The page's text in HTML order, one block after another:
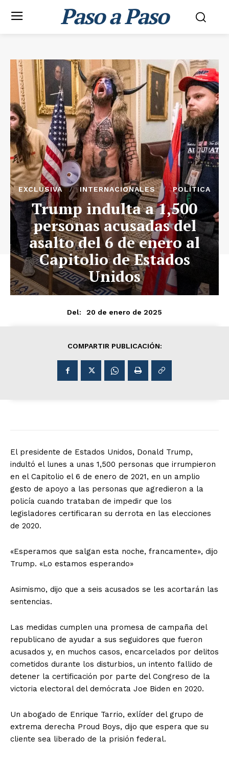
Paso a Paso
EXCLUSIVA INTERNACIONALES POLÍTICA
Trump indulta a 1,500
personas acusadas del
asalto del 6 de enero al
Capitolio de Estados
Unidos
Del: 20 de enero de 2025
COMPARTIR PUBLICACIÓN:
El presidente de Estados Unidos, Donald Trump,
indultó el lunes a unas 1,500 personas que irrumpieron
en el Capitolio el 6 de enero de 2021, en un amplio
gesto de apoyo a las personas que agredieron a la
policía cuando trataban de impedir que los
legisladores certificaran su derrota en las elecciones
de 2020.
«Esperamos que salgan esta noche, francamente», dijo
Trump. «Lo estamos esperando»
Asimismo, dijo que a seis acusados se les acortarán las
sentencias.
Las medidas cumplen una promesa de campaña del
republicano de ayudar a sus seguidores que fueron
acusados y, en muchos casos, encarcelados por delitos
cometidos durante los disturbios, un intento fallido de
detener la certificación por parte del Congreso de la
victoria electoral del demócrata Joe Biden en 2020.
Un abogado de Enrique Tarrio, exlíder del grupo de
extrema derecha Proud Boys, dijo que espera que su
cliente sea liberado de la prisión federal.